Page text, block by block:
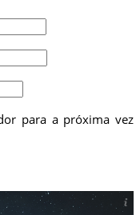
para a próxima vez